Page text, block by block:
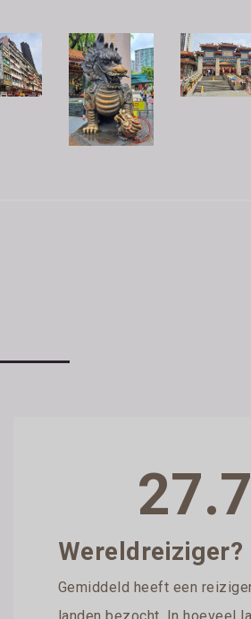
27.7
Wereldreiziger?
Gemiddeld heeft een